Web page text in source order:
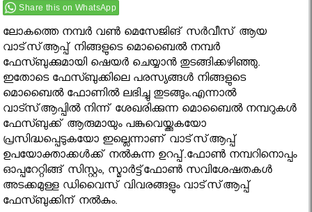
Share this on WhatsApp
ലോകത്തെ നമ്പർ വൺ മെസേജിങ് സര്‍വീസ് ആയ
വാട്‌സ്ആപ്പ് നിങ്ങളുടെ മൊബൈല്‍ നമ്പര്‍
ഫേസ്ബുക്കുമായി ഷെയര്‍ ചെയ്യാന്‍ തുടങ്ങിക്കഴിഞ്ഞു.
ഇതോടെ ഫേസ്ബുക്കിലെ പരസ്യങ്ങള്‍ നിങ്ങളുടെ
മൊബൈല്‍ ഫോണില്‍ ലഭിച്ചു തുടങ്ങും.എന്നാല്‍
വാട്സ്ആപ്പില്‍ നിന്ന് ശേഖരിക്കുന്ന മൊബൈല്‍ നമ്പറുകള്‍
ഫേസ്ബുക്ക് ആരുമായും പങ്കുവെയ്ക്കുകയോ
പ്രസിദ്ധപ്പെടുകയോ ഇല്ലെന്നാണ് വാട്‌സ്ആപ്പ്
ഉപയോക്താക്കള്‍ക്ക് നല്‍കുന്ന ഉറപ്പ്.ഫോണ്‍ നമ്പറിനൊപ്പം
ഓപ്പറേറ്റിങ്ങ് സിസ്റ്റം, സ്മാര്‍ട്ട്‌ഫോണ്‍ സവിശേഷതകള്‍
അടക്കമുള്ള ഡിവൈസ് വിവരങ്ങളും വാട്‌സ്ആപ്പ്
ഫേസ്ബുക്കിന് നല്‍കും.